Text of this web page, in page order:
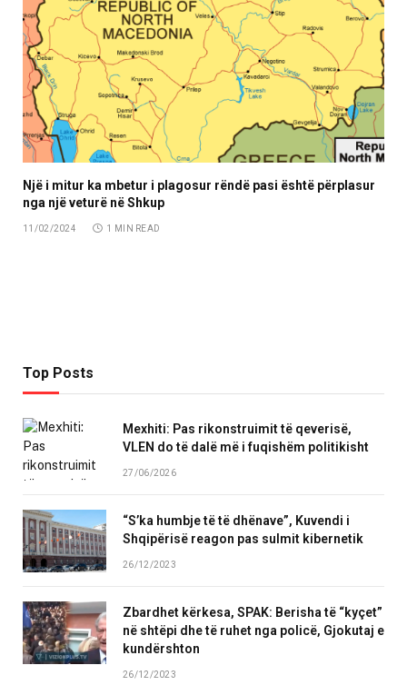
Një i mitur ka mbetur i plagosur rëndë pasi është përplasur
nga një veturë në Shkup
11/02/2024 1 MIN READ
Top Posts
Mexhiti: Pas rikonstruimit të qeverisë,
VLEN do të dalë më i fuqishëm politikisht
27/06/2026
“S’ka humbje të të dhënave”, Kuvendi i
Shqipërisë reagon pas sulmit kibernetik
26/12/2023
Zbardhet kërkesa, SPAK: Berisha të “kyçet”
në shtëpi dhe të ruhet nga policë, Gjokutaj e
kundërshton
26/12/2023